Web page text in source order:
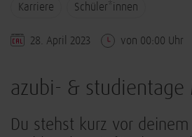
Karriere Schüler*innen
28. April 2023 von 00:00 Uhr
azubi- & studientage
Du stehst kurz vor deinem